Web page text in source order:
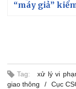
“máy giả”
Tag: xử lý vi
giao thông
Cục